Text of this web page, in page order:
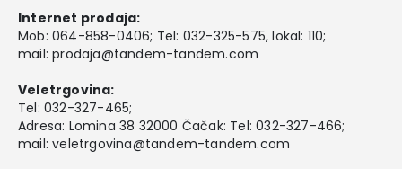
Internet prodaja:
Mob: 064-858-0406; Tel: 032-325-575, lokal: 110;
mail:prodaja@tandem-tandem.com
Veletrgovina:
Tel: 032-327-465;
Adresa: Lomina 38 32000 Čačak: Tel: 032-327-466;
mail:veletrgovina@tandem-tandem.com